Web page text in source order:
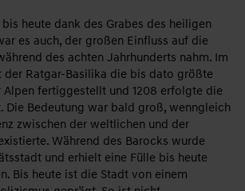
heute dank des Grabes des heiligen
es auch, der großen Einfluss auf die
des achten Jahrhunderts nahm. Im
der Ratgar-Basilika die bis dato größte
fertiggestellt und 1208 erfolgte die
Die Bedeutung war bald groß, wenngleich
zwischen der weltlichen und der
Während des Barocks wurde
und erhielt eine Fülle bis heute
Bis heute ist die Stadt von einem